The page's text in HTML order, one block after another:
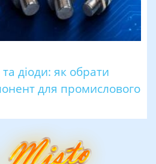
діоди: як обрати
для промислового